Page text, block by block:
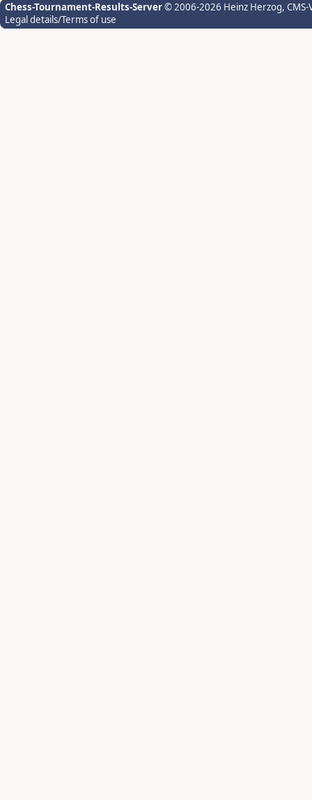
Chess-Tournament-Results-Server© 2006-2026 Heinz Herzog,
Legal details/Terms of use